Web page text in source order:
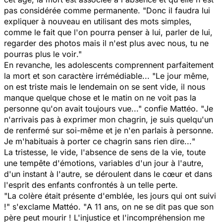
pas considérée comme permanente. "Donc il faudra lui
expliquer à nouveau en utilisant des mots simples,
comme le fait que l'on pourra penser à lui, parler de lui,
regarder des photos mais il n'est plus avec nous, tu ne
pourras plus le voir."
En revanche, les adolescents comprennent parfaitement
la mort et son caractère irrémédiable... "Le jour même,
on est triste mais le lendemain on se sent vide, il nous
manque quelque chose et le matin on ne voit pas la
personne qu'on avait toujours vue..." confie Mattéo. "Je
n'arrivais pas à exprimer mon chagrin, je suis quelqu'un
de renfermé sur soi-même et je n'en parlais à personne.
Je m'habituais à porter ce chagrin sans rien dire..."
La tristesse, le vide, l'absence de sens de la vie, toute
une tempête d'émotions, variables d'un jour à l'autre,
d'un instant à l'autre, se déroulent dans le cœur et dans
l'esprit des enfants confrontés à un telle perte.
"La colère était présente d'emblée, les jours qui ont suivi
!" s'exclame Mattéo. "A 11 ans, on ne se dit pas que son
père peut mourir ! L'injustice et l'incompréhension me